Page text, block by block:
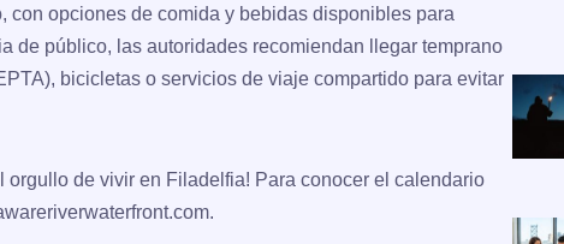
, con opciones de comida y bebidas disponibles para
de público, las autoridades recomiendan llegar temprano
bicicletas o servicios de viaje compartido para evitar
orgullo de vivir en Filadelfia! Para conocer el calendario
.